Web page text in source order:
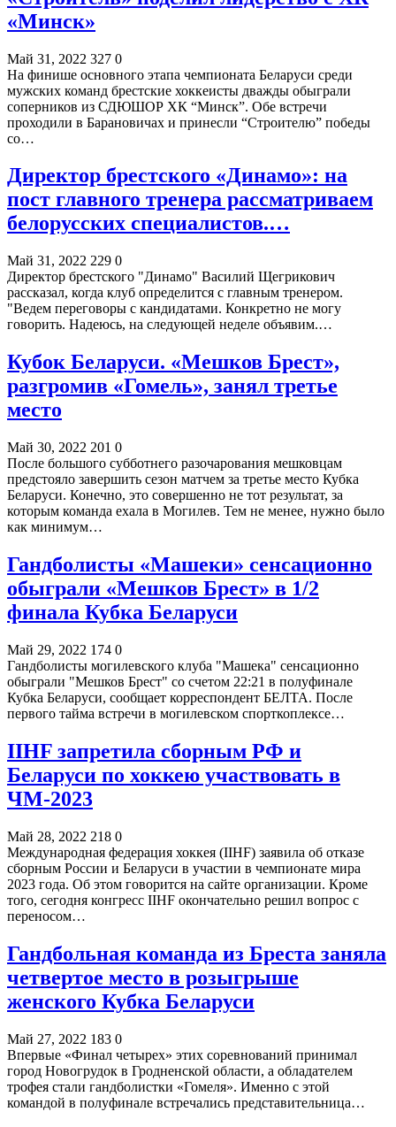
«Минск»
Май 31, 2022 327 0
На финише основного этапа чемпионата Беларуси среди
мужских команд брестские хоккеисты дважды обыграли
соперников из СДЮШОР ХК “Минск”. Обе встречи
проходили в Барановичах и принесли “Строителю” победы
со…
Директор брестского «Динамо»: на
пост главного тренера рассматриваем
белорусских специалистов.…
Май 31, 2022 229 0
Директор брестского "Динамо" Василий Щегрикович
рассказал, когда клуб определится с главным тренером.
"Ведем переговоры с кандидатами. Конкретно не могу
говорить. Надеюсь, на следующей неделе объявим.…
Кубок Беларуси. «Мешков Брест»,
разгромив «Гомель», занял третье
место
Май 30, 2022 201 0
После большого субботнего разочарования мешковцам
предстояло завершить сезон матчем за третье место Кубка
Беларуси. Конечно, это совершенно не тот результат, за
которым команда ехала в Могилев. Тем не менее, нужно было
как минимум…
Гандболисты «Машеки» сенсационно
обыграли «Мешков Брест» в 1/2
финала Кубка Беларуси
Май 29, 2022 174 0
Гандболисты могилевского клуба "Машека" сенсационно
обыграли "Мешков Брест" со счетом 22:21 в полуфинале
Кубка Беларуси, сообщает корреспондент БЕЛТА. После
первого тайма встречи в могилевском спорткоплексе…
IIHF запретила сборным РФ и
Беларуси по хоккею участвовать в
ЧМ-2023
Май 28, 2022 218 0
Международная федерация хоккея (IIHF) заявила об отказе
сборным России и Беларуси в участии в чемпионате мира
2023 года. Об этом говорится на сайте организации. Кроме
того, сегодня конгресс IIHF окончательно решил вопрос с
переносом…
Гандбольная команда из Бреста заняла
четвертое место в розыгрыше
женского Кубка Беларуси
Май 27, 2022 183 0
Впервые «Финал четырех» этих соревнований принимал
город Новогрудок в Гродненской области, а обладателем
трофея стали гандболистки «Гомеля». Именно с этой
командой в полуфинале встречались представительница…